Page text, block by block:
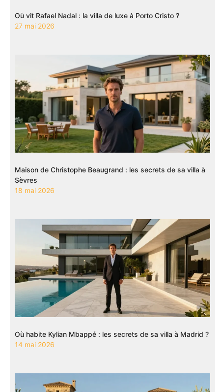
Où vit Rafael Nadal : la villa de luxe à Porto Cristo ?
27 mai 2026
Maison de Christophe Beaugrand : les secrets de sa villa à
Sèvres
18 mai 2026
Où habite Kylian Mbappé : les secrets de sa villa à Madrid ?
14 mai 2026